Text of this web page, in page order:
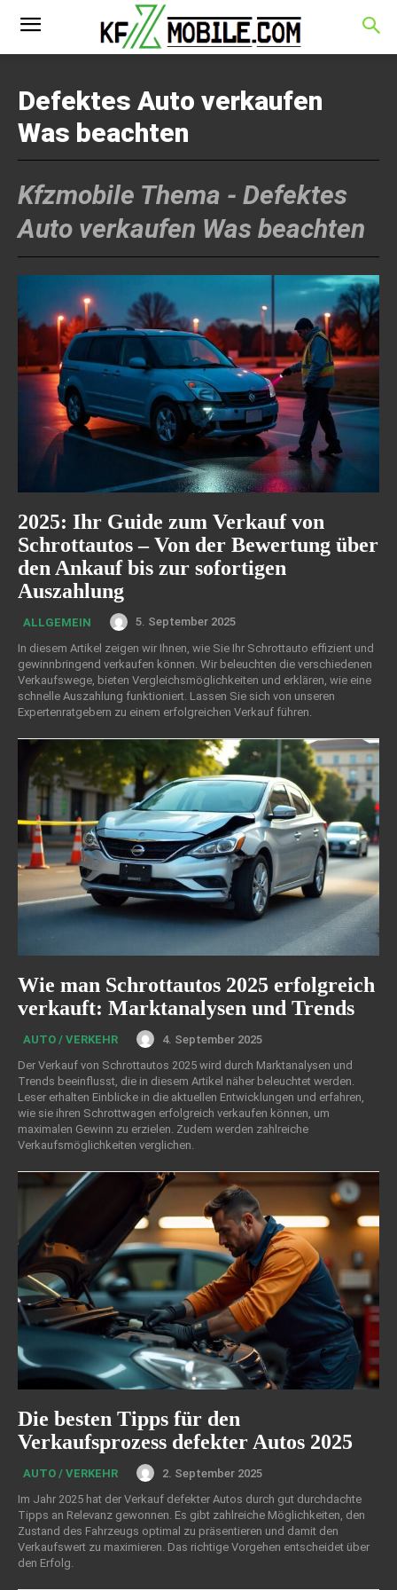
Defektes Auto verkaufen
Was beachten
Kfzmobile Thema - Defektes
Auto verkaufen Was beachten
2025: Ihr Guide zum Verkauf von
Schrottautos – Von der Bewertung über
den Ankauf bis zur sofortigen
Auszahlung
ALLGEMEIN
5. September 2025
In diesem Artikel zeigen wir Ihnen, wie Sie Ihr Schrottauto effizient und
gewinnbringend verkaufen können. Wir beleuchten die verschiedenen
Verkaufswege, bieten Vergleichsmöglichkeiten und erklären, wie eine
schnelle Auszahlung funktioniert. Lassen Sie sich von unseren
Expertenratgebern zu einem erfolgreichen Verkauf führen.
Wie man Schrottautos 2025 erfolgreich
verkauft: Marktanalysen und Trends
AUTO / VERKEHR
4. September 2025
Der Verkauf von Schrottautos 2025 wird durch Marktanalysen und
Trends beeinflusst, die in diesem Artikel näher beleuchtet werden.
Leser erhalten Einblicke in die aktuellen Entwicklungen und erfahren,
wie sie ihren Schrottwagen erfolgreich verkaufen können, um
maximalen Gewinn zu erzielen. Zudem werden zahlreiche
Verkaufsmöglichkeiten verglichen.
Die besten Tipps für den
Verkaufsprozess defekter Autos 2025
AUTO / VERKEHR
2. September 2025
Im Jahr 2025 hat der Verkauf defekter Autos durch gut durchdachte
Tipps an Relevanz gewonnen. Es gibt zahlreiche Möglichkeiten, den
Zustand des Fahrzeugs optimal zu präsentieren und damit den
Verkaufswert zu maximieren. Das richtige Vorgehen entscheidet über
den Erfolg.